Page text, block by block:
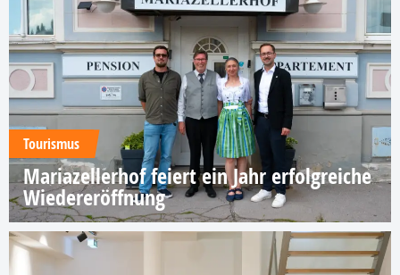
Tourismus
Mariazellerhof feiert ein Jahr erfolgreiche
Wiedereröffnung